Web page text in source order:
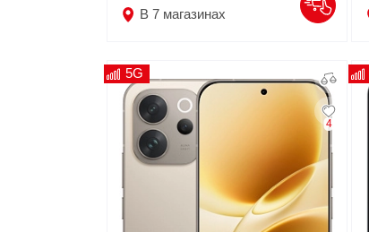
В 7 магазинах
4
5G